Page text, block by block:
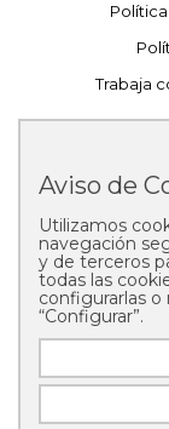
Trabaja
Aviso de
Utilizamos
navegación
y de terceros
todas las
configurarlas o
“Configurar”.